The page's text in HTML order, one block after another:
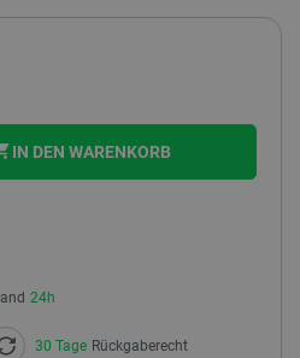
IN DEN WARENKORB
24h
30 Tage Rückgaberecht